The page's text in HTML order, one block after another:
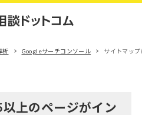
析 Googleサーチコンソール サイトマッ
上のページがイン